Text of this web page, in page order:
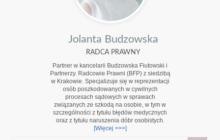
Jolanta Budzowska
RADCA PRAWNY
Partner w kancelarii Budzowska Fiutowski i
Partnerzy. Radcowie Prawni (BFP) z siedzibą
w Krakowie. Specjalizuje się w reprezentacji
osób poszkodowanych w cywilnych
procesach sądowych w sprawach
związanych ze szkodą na osobie, w tym w
szczególności z tytułu błędów medycznych
oraz z tytułu naruszenia dóbr osobistych.
[Więcej >>>]